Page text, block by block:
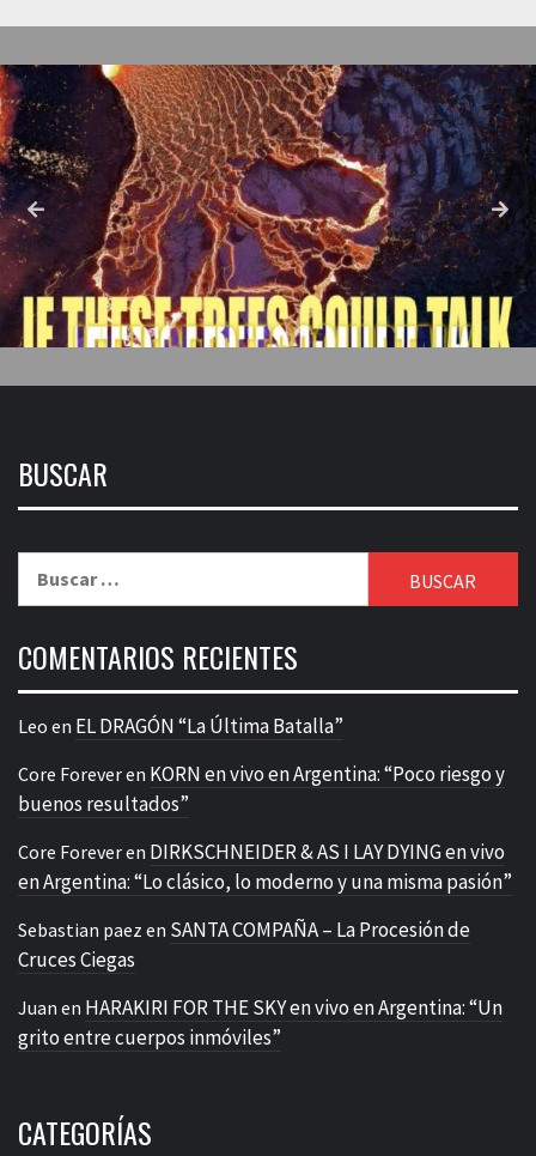
BUSCAR
COMENTARIOS RECIENTES
Leo en EL DRAGÓN “La Última Batalla”
Core Foreveren KORN en vivo en Argentina: “Poco riesgo y
buenos resultados”
Core Foreveren DIRKSCHNEIDER & AS I LAY DYING en vivo
en Argentina: “Lo clásico, lo moderno y una misma pasión”
Sebastian paez en SANTA COMPAÑA – La Procesión de
Cruces Ciegas
Juan en HARAKIRI FOR THE SKY en vivo en Argentina: “Un
grito entre cuerpos inmóviles”
CATEGORÍAS